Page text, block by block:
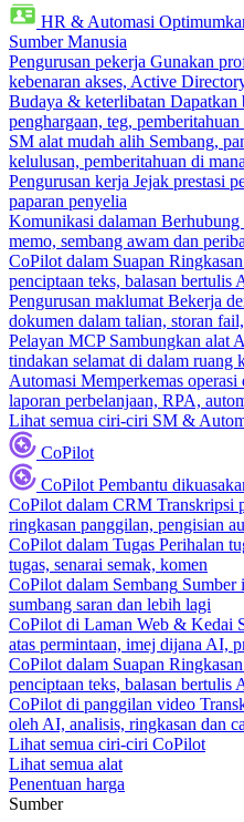
HR & Automasi
Sumber Manusia
Pengurusan pekerja Gunakan
kebenaran akses, Active
Budaya & keterlibatan Dapatkan
penghargaan, teg,
SM alat mudah alih Sembang,
kelulusan, pemberitahuan di
Pengurusan kerja Jejak prestasi
paparan penyelia
Komunikasi dalaman Berhubung
memo, sembang awam dan
CoPilot dalam Suapan
penciptaan teks, balasan bertulis
Pengurusan maklumat Bekerja
dokumen dalam talian, storan
Pelayan MCP Sambungkan alat
tindakan selamat di dalam ruang
Automasi Memperkemas
laporan perbelanjaan, RPA,
Lihat semua ciri-ciri SM &
CoPilot
CoPilot Pembantu
CoPilot dalam CRM Transkripsi
ringkasan panggilan, pengisian
CoPilot dalam Tugas Perihalan
tugas, senarai semak, komen
CoPilot dalam Sembang Sumber
sumbang saran dan lebih lagi
CoPilot di Laman Web & Kedai
atas permintaan, imej dijana AI,
CoPilot dalam Suapan
penciptaan teks, balasan bertulis
CoPilot di panggilan video
oleh AI, analisis, ringkasan dan
Lihat semua ciri-ciri CoPilot
Lihat semua alat
Penentuan harga
Sumber